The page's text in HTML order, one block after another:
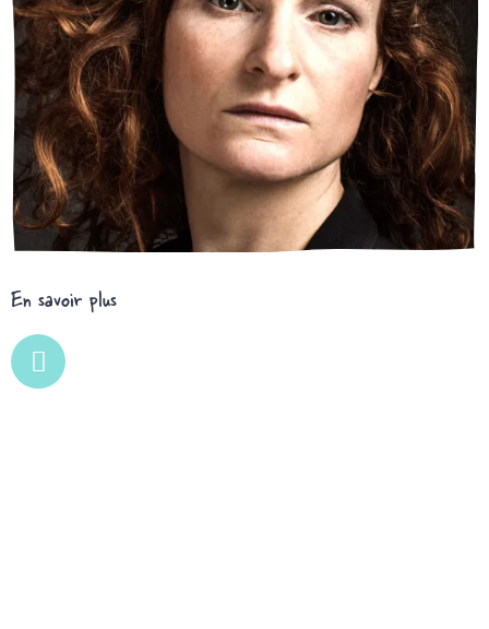
En savoir plus
L
i
n